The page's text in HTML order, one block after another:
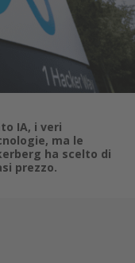
IA, i veri
ma le
ha scelto di
prezzo.